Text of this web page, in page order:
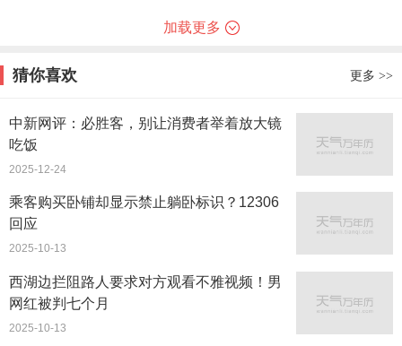
加载更多
猜你喜欢 更多 >>
中新网评：必胜客，别让消费者举着放大镜
吃饭
2025-12-24
乘客购买卧铺却显示禁止躺卧标识？12306
回应
2025-10-13
西湖边拦阻路人要求对方观看不雅视频！男
网红被判七个月
2025-10-13